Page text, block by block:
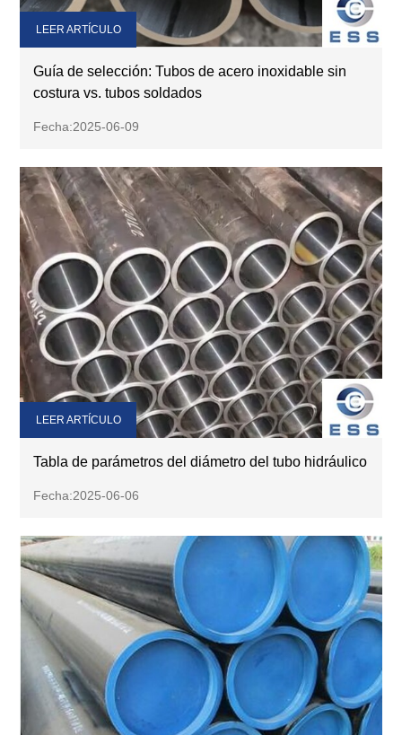
Guía de selección: Tubos de acero inoxidable sin
costura vs. tubos soldados
Fecha:2025-06-09
LEER ARTÍCULO
Tabla de parámetros del diámetro del tubo hidráulico
Fecha:2025-06-06
LEER ARTÍCULO